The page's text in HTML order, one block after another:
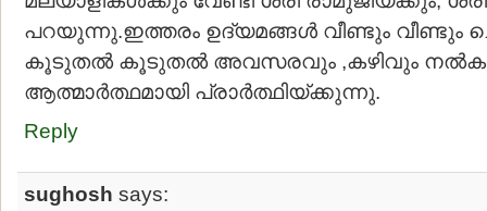
പറയുന്നു.ഇത്തരം ഉദ്യമങ്ങള്‍ വീണ്ടും
കൂടുതല്‍ കൂടുതല്‍ അവസരവും ,കഴിവും
ആത്മാര്‍ത്ഥമായി പ്രാര്‍ത്ഥിയ്ക്കുന്നു.
Reply
sughosh says: